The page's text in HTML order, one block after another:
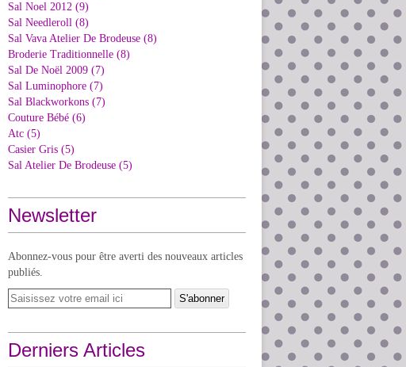
Sal Noel 2012 (9)
Sal Needleroll (8)
Sal Vava Atelier De Brodeuse (8)
Broderie Traditionnelle (8)
Sal De Noël 2009 (7)
Sal Luminophore (7)
Sal Blackworkons (7)
Couture Bébé (6)
Atc (5)
Casier Gris (5)
Sal Atelier De Brodeuse (5)
Newsletter
Abonnez-vous pour être averti des nouveaux articles
publiés.
Derniers Articles